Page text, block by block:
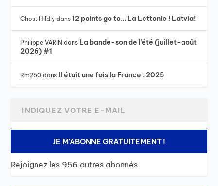
Ghost Hildly dans12 points go to… La Lettonie ! Latvia!
Philippe VARIN dans La bande-son de l’été (juillet-août
2026) #1
Rm250 dans Il était une fois la France : 2025
JE M'ABONNE GRATUITEMENT !
Rejoignez les 956 autres abonnés